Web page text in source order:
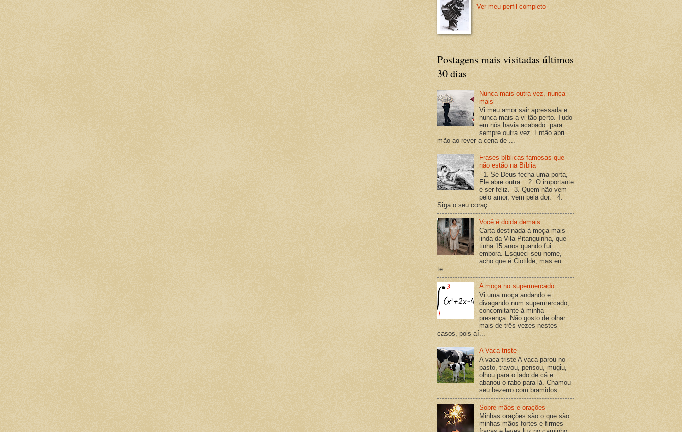
Ver meu perfil completo
Postagens mais visitadas últimos
30 dias
Nunca mais outra vez, nunca
mais
Vi meu amor sair apressada e
nunca mais a vi tão perto. Tudo
em nós havia acabado. para
sempre outra vez. Então abri
mão ao rever a cena de ...
Frases bíblicas famosas que
não estão na Bíblia
1. Se Deus fecha uma porta,
Ele abre outra. 2. O importante
é ser feliz. 3. Quem não vem
pelo amor, vem pela dor. 4.
Siga o seu coraç...
Você é doida demais.
Carta destinada à moça mais
linda da Vila Pitanguinha, que
tinha 15 anos quando fui
embora. Esqueci seu nome,
acho que é Clotilde, mas eu
te...
A moça no supermercado
Vi uma moça andando e
divagando num supermercado,
concomitante à minha
presença. Não gosto de olhar
mais de três vezes nestes
casos, pois aí...
A Vaca triste
A vaca triste A vaca parou no
pasto, travou, pensou, mugiu,
olhou para o lado de cá e
abanou o rabo para lá. Chamou
seu bezerro com bramidos...
Sobre mãos e orações
Minhas orações são o que são
minhas mãos fortes e firmes